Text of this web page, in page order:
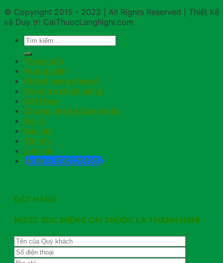
© Copyright 2015 - 2022 | All Rights Reserved | Thiết kế
và Duy trì CaiThuocLangNghi.com
Trang chủ
Hướng dẫn
Khách hàng chia sẻ
Kiểm tra chính hãng
Đặt hàng
Chứng nhận & Danh hiệu
Đại lý
Báo chí
Tin tức
Liên hệ
Hotline: 0902791922
ĐẶT HÀNG
NƯỚC SÚC MIỆNG CAI THUỐC LÁ THANH NGHỊ